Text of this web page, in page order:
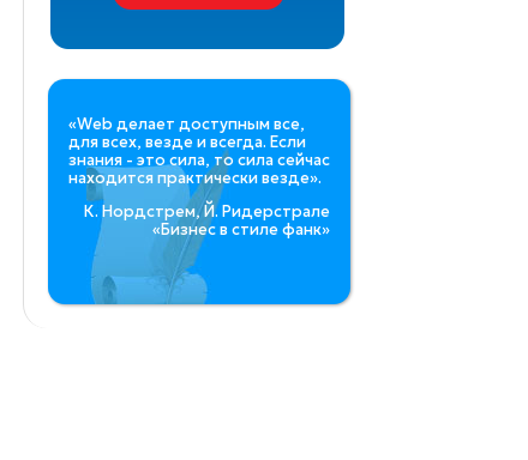
«Web делает доступным все,
для всех, везде и всегда. Если
знания - это сила, то сила сейчас
находится практически везде».
К. Нордстрем, Й. Ридерстрале
«Бизнес в стиле фанк»